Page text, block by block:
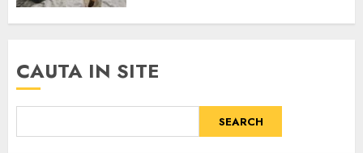
CAUTA IN SITE
SEARCH